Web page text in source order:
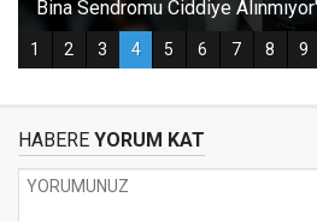
HABERE YORUM KAT